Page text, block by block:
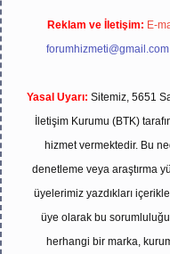
Reklam ve İletişim: E-
forumhizmeti@gmail.com
Yasal Uyarı: Sitemiz, 5651
İletişim Kurumu (BTK)
hizmet vermektedir. Bu
denetleme veya araştırma
üyelerimiz yazdıkları
üye olarak bu
herhangi bir marka,